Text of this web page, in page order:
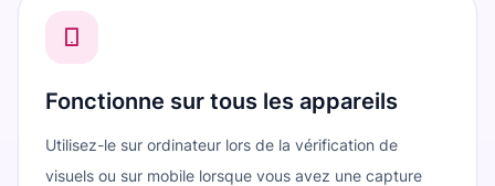
Fonctionne sur tous les appareils
Utilisez-le sur ordinateur lors de la vérification de
visuels ou sur mobile lorsque vous avez une capture